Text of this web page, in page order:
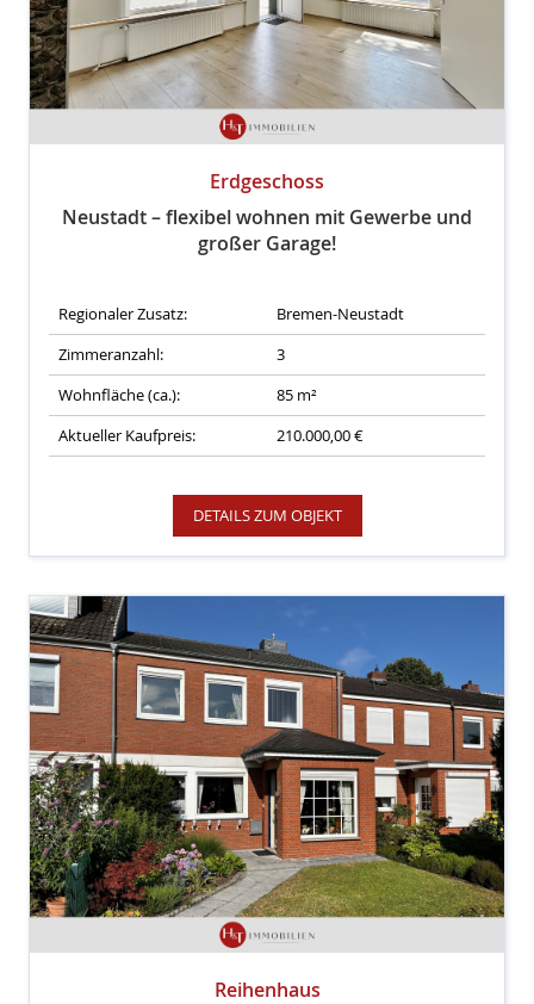
Erdgeschoss
Neustadt – flexibel wohnen mit Gewerbe und
großer Garage!
Regionaler Zusatz:
Bremen-Neustadt
Zimmeranzahl:
3
Wohnfläche (ca.):
85 m²
Aktueller Kaufpreis:
210.000,00 €
DETAILS ZUM OBJEKT
Reihenhaus